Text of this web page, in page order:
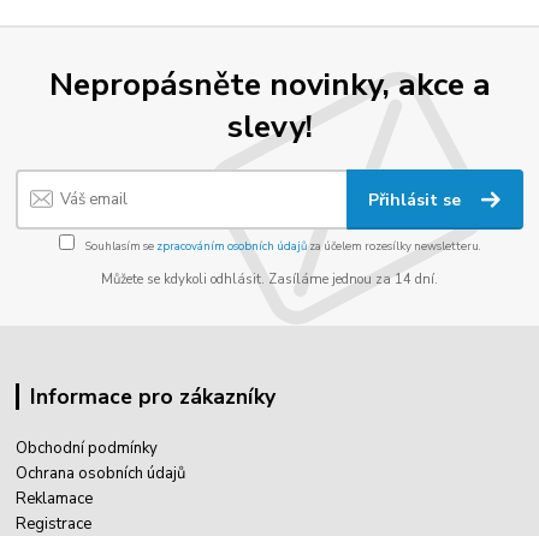
Nepropásněte novinky, akce a
slevy!
Přihlásit se
Souhlasím se zpracováním osobních údajůza účelem rozesílky newsletteru.
Můžete se kdykoli odhlásit. Zasíláme jednou za 14 dní.
Informace pro zákazníky
Obchodní podmínky
Ochrana osobních údajů
Reklamace
Registrace